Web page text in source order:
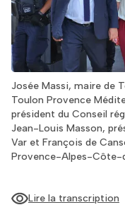
Josée Massi, maire de
Toulon Provence
président du Conseil
Jean-Louis Masson,
Var et François de
Provence-Alpes-Côte-
Lire la transcription